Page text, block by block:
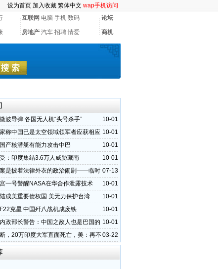
设为首页 加入收藏 繁体中文 wap手机访问
互联网 电脑 手机 数码 论坛
房地产 汽车 招聘 情爱 商机
10-01
波导弹 各国无人机“头号杀手”
10-01
称中国已是太空领域领军者应获相应
10-01
产核潜艇有能力攻击中巴
10-01
：印度集结3.6万人威胁藏南
07-13
是披着法律外衣的政治闹剧——临时
法律和事
10-01
一号警醒NASA在华合作泄露技术
10-01
成美重要债权国 美无力保护台湾
10-01
克星 中国歼八战机成废铁
10-01
政部长警告：中国之敌人也是巴国的
03-22
，20万印度大军直面死亡，美：再不